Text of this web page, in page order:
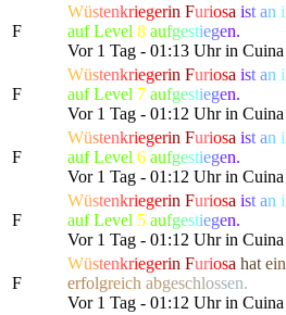
F
Wüstenkriegerin Furiosa ist an i
auf Level 8 aufgestiegen.
Vor 1 Tag - 01:13 Uhr in
F
Wüstenkriegerin Furiosa ist an i
auf Level 7 aufgestiegen.
Vor 1 Tag - 01:12 Uhr in
F
Wüstenkriegerin Furiosa ist an i
auf Level 6 aufgestiegen.
Vor 1 Tag - 01:12 Uhr in
F
Wüstenkriegerin Furiosa ist an i
auf Level 5 aufgestiegen.
Vor 1 Tag - 01:12 Uhr in
F
Wüstenkriegerin Furiosa hat ein
erfolgreich abgeschlossen.
Vor 1 Tag - 01:12 Uhr in